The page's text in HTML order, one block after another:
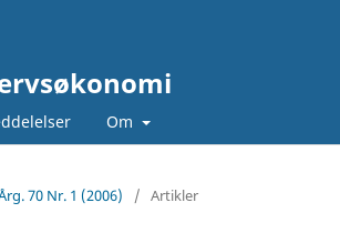
Om
70 Nr. 1 (2006) / Artikler